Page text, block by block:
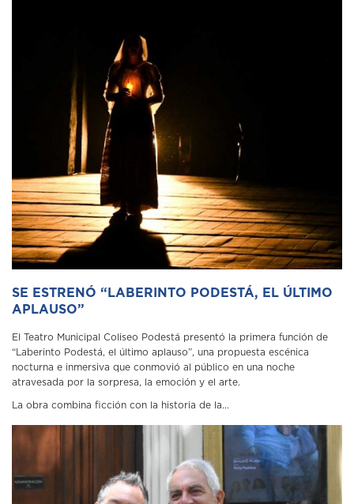
SE ESTRENÓ “LABERINTO PODESTÁ, EL ÚLTIMO
APLAUSO”
El Teatro Municipal Coliseo Podestá presentó la primera función de
“Laberinto Podestá, el último aplauso”, una propuesta escénica
nocturna e inmersiva que conmovió al público en una noche
atravesada por la sorpresa, la emoción y el arte.
La obra combina ficción con la historia de la...